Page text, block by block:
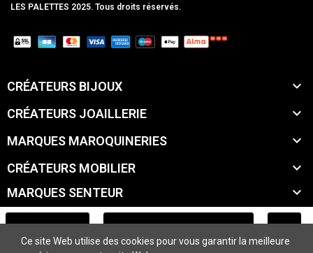
LES PALETTES 2025. Tous droits réservés.
CRÉATEURS BIJOUX 
CRÉATEURS JOAILLERIE 
MARQUES MAROQUINERIES 
CRÉATEURS MOBILIER 
MARQUES SENTEUR 

MARQUES BEAUTÉ 
Ce site Web utilise des cookies pour vous garantir la meilleure